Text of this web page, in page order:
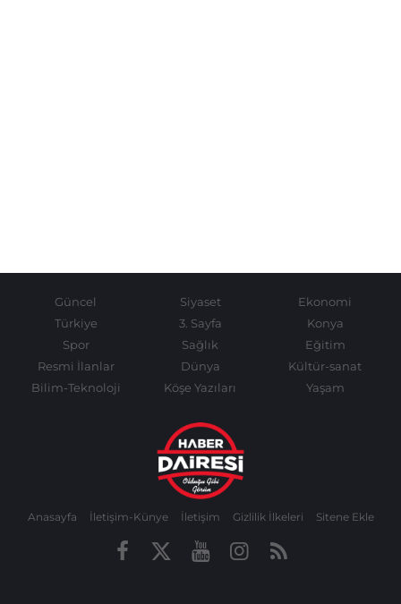
Güncel Siyaset
Ekonomi
Türkiye
3. Sayfa
Konya
Spor
Sağlık
Eğitim
Resmi İlanlar
Dünya
Kültür-sanat
Bilim-Teknoloji
Köşe Yazıları Yaşam
Anasayfa İletişim-Künye İletişim Gizlilik İlkeleri Sitene Ekle